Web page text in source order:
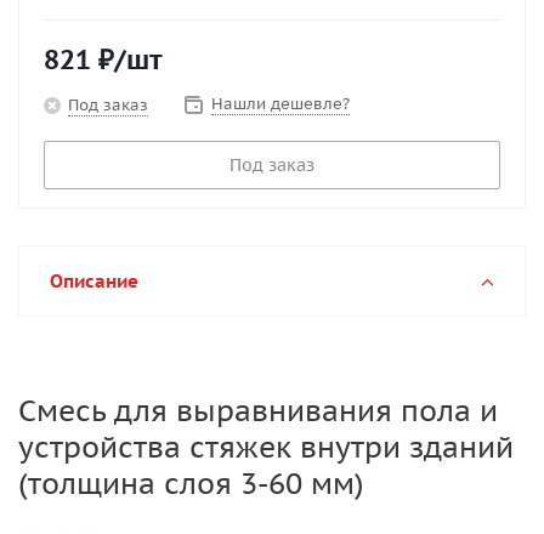
821 ₽/шт
Под заказ Нашли дешевле?
Под заказ
Описание
Смесь для выравнивания пола и
устройства стяжек внутри зданий
(толщина слоя 3-60 мм)